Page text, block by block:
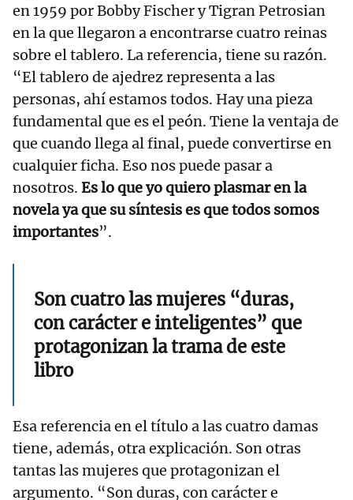
en 1959 por Bobby Fischer y Tigran Petrosian
en la que llegaron a encontrarse cuatro reinas
sobre el tablero. La referencia, tiene su razón.
“El tablero de ajedrez representa a las
personas, ahí estamos todos. Hay una pieza
fundamental que es el peón. Tiene la ventaja de
que cuando llega al final, puede convertirse en
cualquier ficha. Eso nos puede pasar a
nosotros. Es lo que yo quiero plasmar en la
novela ya que su síntesis es que todos somos
importantes”.
Son cuatro las mujeres “duras,
con carácter e inteligentes” que
protagonizan la trama de este
libro
Esa referencia en el título a las cuatro damas
tiene, además, otra explicación. Son otras
tantas las mujeres que protagonizan el
argumento. “Son duras, con carácter e